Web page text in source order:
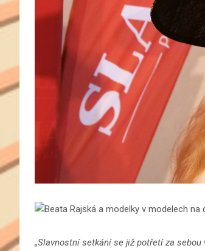
„Slavnostní setkání se již potřetí za